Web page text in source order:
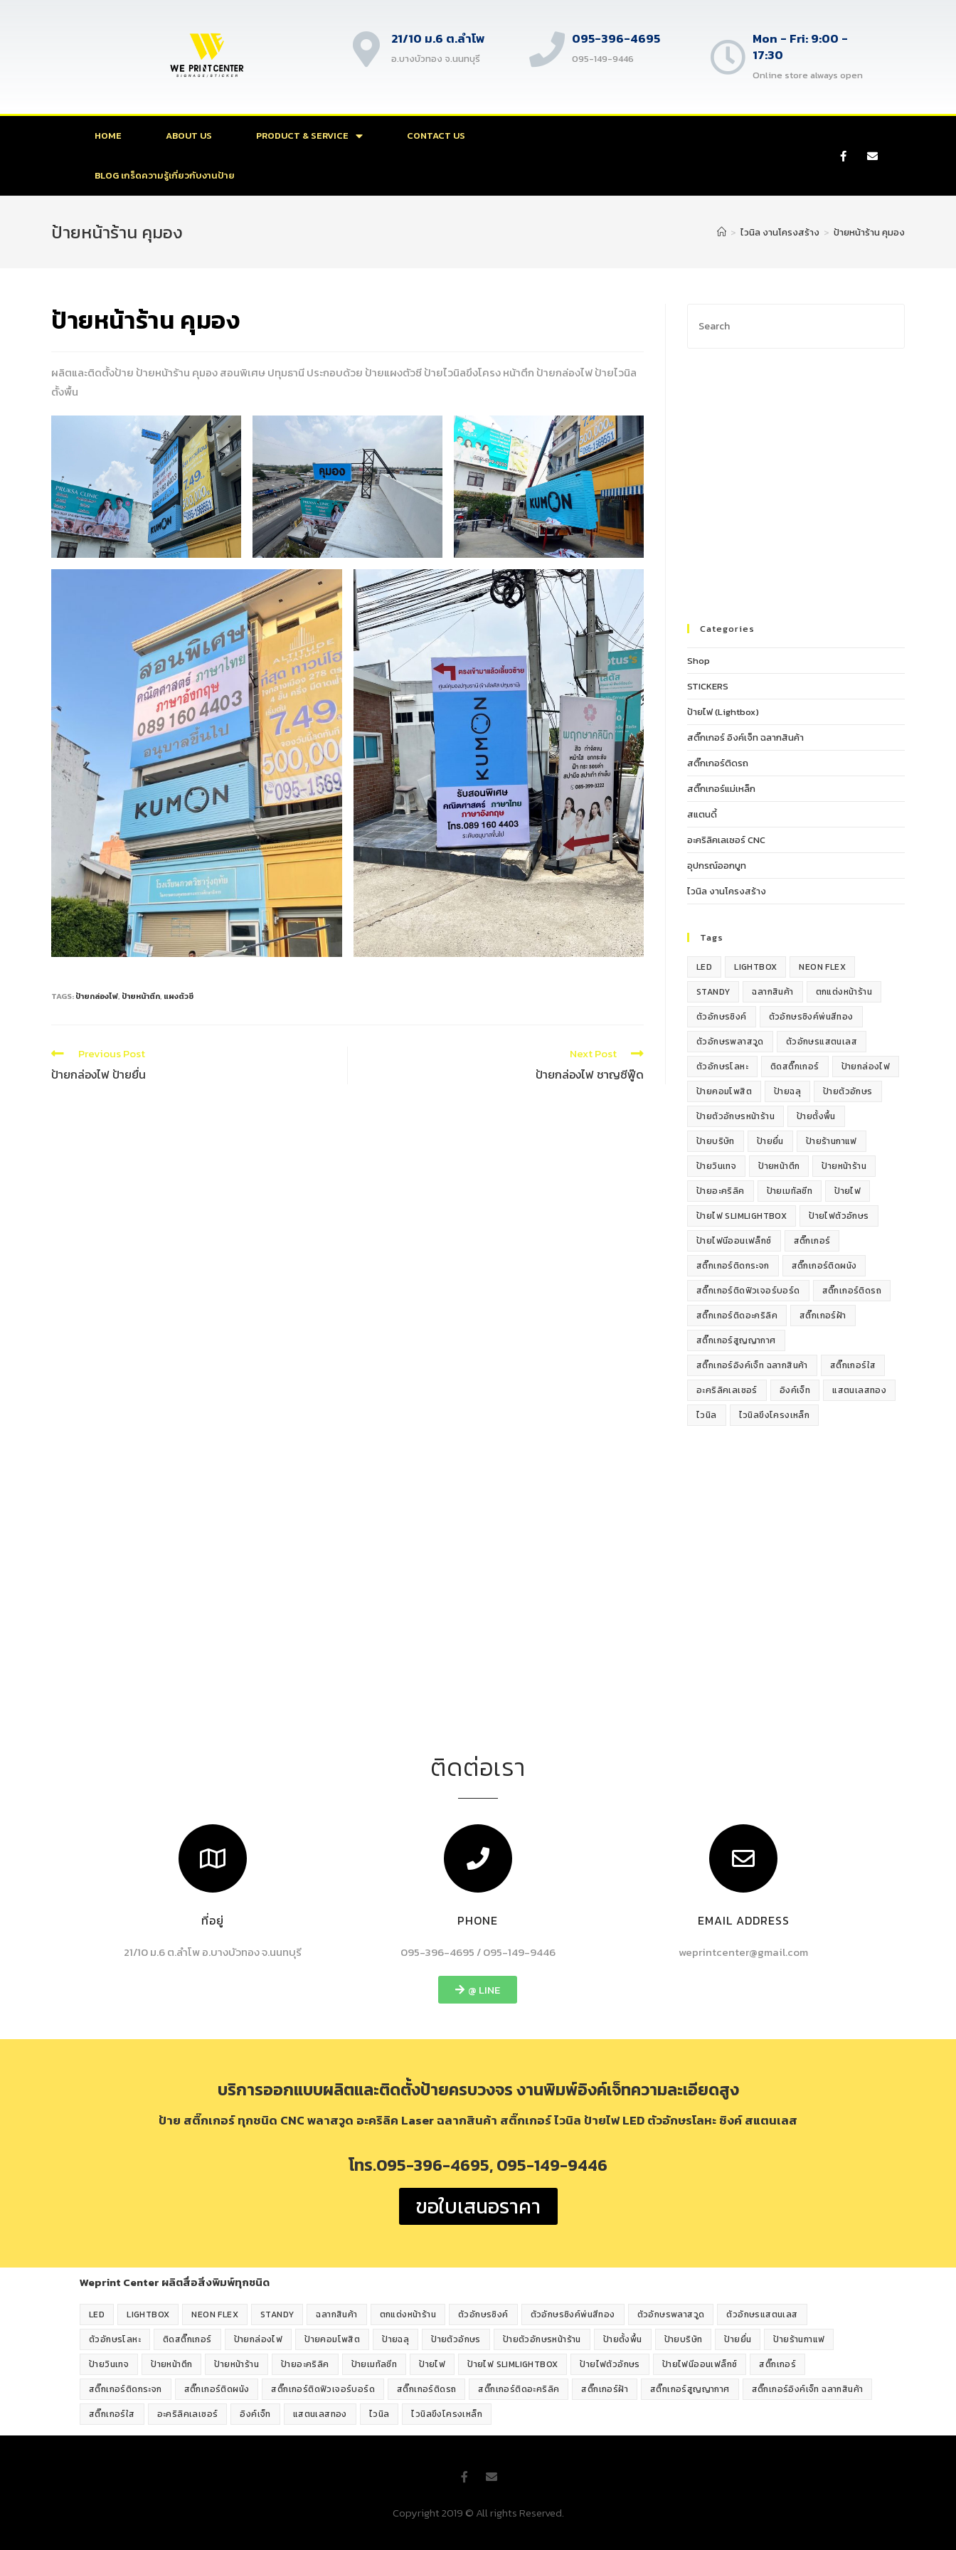
21/10 ม.6 ต.ลำโพ
อ.บางบัวทอง จ.นนทบุรี
095-396-4695
095-149-9446
Mon - Fri: 9:00 -
17:30
Online store always open
HOME ABOUT US PRODUCT & SERVICE CONTACT US
BLOG เกร็ดความรู้เกี่ยวกับงานป้าย
ป้ายหน้าร้าน คุมอง > ไวนิล งานโครงสร้าง > ป้ายหน้าร้าน คุมอง
ป้ายหน้าร้าน คุมอง
ผลิตและติดตั้งป้าย ป้ายหน้าร้าน คุมอง สอนพิเศษ ปทุมธานี ประกอบด้วย ป้ายแผงตัวซี ป้ายไวนิลขึงโครง หน้าตึก ป้ายกล่องไฟ ป้ายไวนิล
ตั้งพื้น
TAGS:ป้ายกล่องไฟ, ป้ายหน้าตึก, แผงตัวซี
Previous Post
ป้ายกล่องไฟ ป้ายยื่น
Next Post
ป้ายกล่องไฟ ชาญซีฟู๊ด
Categories
Shop
STICKERS
ป้ายไฟ (Lightbox)
สติ๊กเกอร์ อิงค์เจ็ท ฉลากสินค้า
สติ๊กเกอร์ติดรถ
สติ๊กเกอร์แม่เหล็ก
สแตนดี้
อะคริลิคเลเซอร์ CNC
อุปกรณ์ออกบูท
ไวนิล งานโครงสร้าง
Tags
LED LIGHTBOX
NEON FLEX
STANDY
ฉลากสินค้า
ตกแต่งหน้าร้าน
ตัวอักษรซิงค์
ตัวอักษรซิงค์พ่นสีทอง
ตัวอักษรพลาสวูด
ตัวอักษรแสตนเลส
ตัวอักษรโลหะ
ติดสติ๊กเกอร์
ป้ายกล่องไฟ
ป้ายคอมโพสิต
ป้ายฉลุ
ป้ายตัวอักษร
ป้ายตัวอักษรหน้าร้าน
ป้ายตั้งพื้น
ป้ายบริษัท
ป้ายยื่น
ป้ายร้านกาแฟ
ป้ายวินเทจ
ป้ายหน้าตึก
ป้ายหน้าร้าน
ป้ายอะคริลิค
ป้ายเมทัลชีท
ป้ายไฟ
ป้ายไฟ SLIMLIGHTBOX
ป้ายไฟตัวอักษร
ป้ายไฟนีออนเฟล็กซ์
สติ๊กเกอร์
สติ๊กเกอร์ติดกระจก
สติ๊กเกอร์ติดผนัง
สติ๊กเกอร์ติดฟิวเจอร์บอร์ด
สติ๊กเกอร์ติดรถ
สติ๊กเกอร์ติดอะคริลิค
สติ๊กเกอร์ฝ้า
สติ๊กเกอร์สูญญากาศ
สติ๊กเกอร์อิงค์เจ็ท ฉลากสินค้า
สติ๊กเกอร์ใส
อะคริลิคเลเซอร์
อิงค์เจ็ท
แสตนเลสทอง
ไวนิล
ไวนิลขึงโครงเหล็ก
ติดต่อเรา
ที่อยู่
21/10 ม.6 ต.ลำโพ อ.บางบัวทอง จ.นนทบุรี
PHONE
095-396-4695 / 095-149-9446
@ LINE
EMAIL ADDRESS
weprintcenter@gmail.com
บริการออกแบบผลิตและติดตั้งป้ายครบวงจร งานพิมพ์อิงค์เจ็ทความละเอียดสูง
ป้าย สติ๊กเกอร์ ทุกชนิด CNC พลาสวูด อะคริลิค Laser ฉลากสินค้า สติ๊กเกอร์ ไวนิล ป้ายไฟ LED ตัวอักษรโลหะ ซิงค์ สแตนเลส
โทร.095-396-4695, 095-149-9446
ขอใบเสนอราคา
Weprint Center ผลิตสื่อสิ่งพิมพ์ทุกชนิด
LED LIGHTBOX NEON FLEX STANDY ฉลากสินค้า ตกแต่งหน้าร้าน ตัวอักษรซิงค์ ตัวอักษรซิงค์พ่นสีทอง ตัวอักษรพลาสวูด
ตัวอักษรแสตนเลส
ตัวอักษรโลหะ
ติดสติ๊กเกอร์ ป้ายกล่องไฟ ป้ายคอมโพสิต ป้ายฉลุ ป้ายตัวอักษร ป้ายตัวอักษรหน้าร้าน ป้ายตั้งพื้น ป้ายบริษัท ป้ายยื่น
ป้ายร้านกาแฟ
ป้ายวินเทจ
ป้ายหน้าตึก ป้ายหน้าร้าน ป้ายอะคริลิค ป้ายเมทัลชีท ป้ายไฟ ป้ายไฟ SLIMLIGHTBOX ป้ายไฟตัวอักษร ป้ายไฟนีออนเฟล็กซ์
สติ๊กเกอร์
สติ๊กเกอร์ติดกระจก
สติ๊กเกอร์ติดผนัง สติ๊กเกอร์ติดฟิวเจอร์บอร์ด สติ๊กเกอร์ติดรถ สติ๊กเกอร์ติดอะคริลิค สติ๊กเกอร์ฝ้า สติ๊กเกอร์สูญญากาศ
สติ๊กเกอร์อิงค์เจ็ท ฉลากสินค้า
สติ๊กเกอร์ใส
อะคริลิคเลเซอร์ อิงค์เจ็ท แสตนเลสทอง ไวนิล ไวนิลขึงโครงเหล็ก
Copyright 2019 © All rights Reserved.